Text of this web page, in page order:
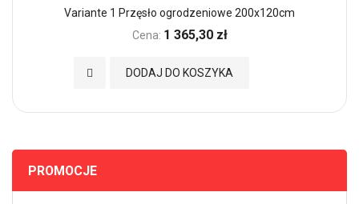
Variante 1 Przęsło ogrodzeniowe 200x120cm
Cena: 1 365,30 zł
DODAJ DO KOSZYKA
Dodaj do Ulubionych
PROMOCJE